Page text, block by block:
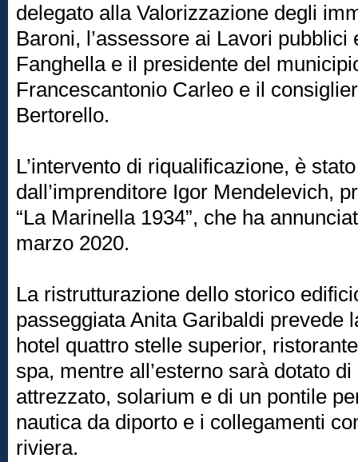
delegato alla Valorizzazione degli
Baroni, l’assessore ai Lavori
Fanghella e il presidente del
Francescantonio Carleo e il
Bertorello.
L’intervento di riqualificazione, è
dall’imprenditore Igor Mendelevich,
“La Marinella 1934”, che ha
marzo 2020.
La ristrutturazione dello storico
passeggiata Anita Garibaldi prevede
hotel quattro stelle superior,
spa, mentre all’esterno sarà dotato
attrezzato, solarium e di un pontile
nautica da diporto e i collegamenti
riviera.